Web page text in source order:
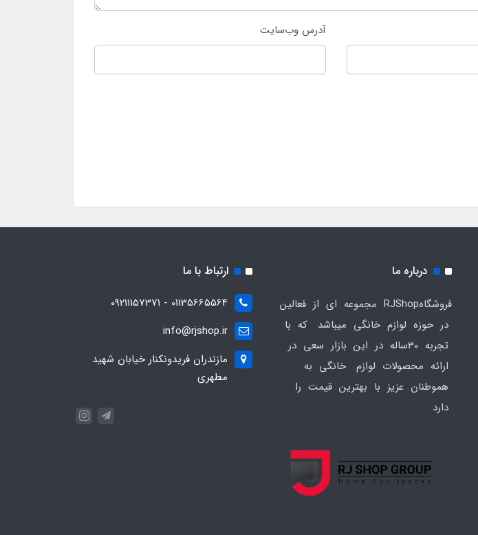
آدرس وب‌سایت
درباره ما
فروشگاهRJShop مجموعه ای از فعالین
در حوزه لوازم خانگی میباشد که با
تجربه 30ساله در این بازار سعی در
ارائه محصولات لوازم خانگی به
هموطنان عزیز با بهترین قیمت را
دارد
ارتباط با ما
01135665564 - 09211157371
info@rjshop.ir
مازندران فریدونکنار خیابان شهید
مطهری